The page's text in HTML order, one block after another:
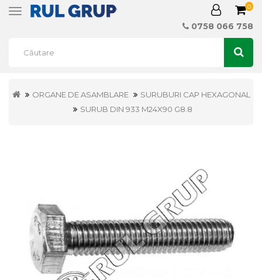
Toggle
0
0758 066 758
ORGANE DE ASAMBLARE
SURUBURI CAP HEXAGONAL
SURUB DIN 933 M24X90 G8.8